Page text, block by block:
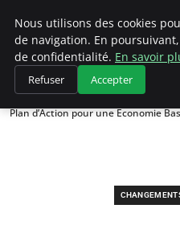
Accueil
Changements climatiques
Plan d’Action pour une Économie
Nous utilisons des cookies
de navigation. En
de confidentialité. En savoir
Refuser Accepter